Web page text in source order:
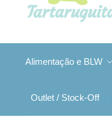
Alimentação e BLW
Outlet / Stock-Off